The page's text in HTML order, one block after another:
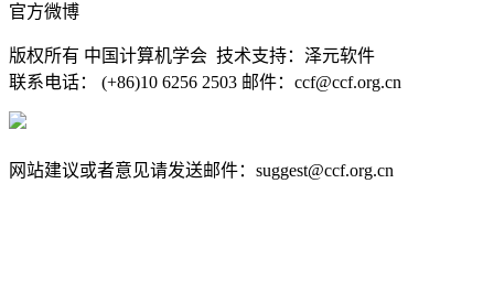
官方微博
版权所有 中国计算机学会 技术支持：泽元软件
联系电话： (+86)10 6256 2503 邮件：ccf@ccf.org.cn
网站建议或者意见请发送邮件：suggest@ccf.org.cn